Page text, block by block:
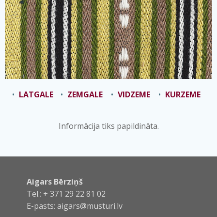
LATGALE ZEMGALE VIDZEME KURZEME
Informācija tiks papildināta.
Aigars Bērziņš
Tel.: + 371 29 22 81 02
E-pasts: aigars@musturi.lv